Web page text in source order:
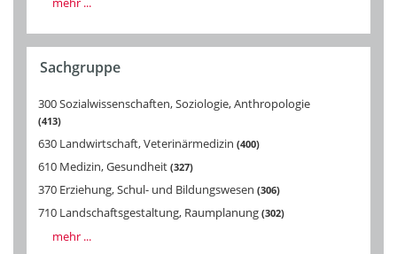
Sachgruppe
300 Sozialwissenschaften, Soziologie, Anthropologie
413
630 Landwirtschaft, Veterinärmedizin 400
610 Medizin, Gesundheit 327
370 Erziehung, Schul- und Bildungswesen 306
710 Landschaftsgestaltung, Raumplanung 302
mehr ...